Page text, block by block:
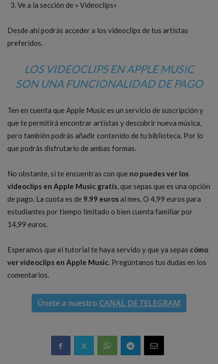
Ve a la sección de » Videoclips»
Desde ahí podrás acceder a los videoclips de tus artistas
preferidos.
LOS VIDEOCLIPS EN APPLE MUSIC
SON UNA FUNCIONALIDAD DE PAGO
Ten en cuenta que Apple Music es un servicio de suscripción y
que te permitirá encontrar artistas y descubrir nueva música,
pero también podrás añadir contenido de tu biblioteca. Por lo
que podrás disfrutarlo de ambas formas.
No obstante, si te encuentras con que no puedes ver los
videoclips en Apple Music gratis, que sepas que es una opción
de pago. La cuota es de 9.99 eurosal mes. O 4,99 euros para
estudiantes por tiempo limitado o bien cuenta familiar por
14,99 euros.
Esperamos que el tutorial te haya servido y que ya sepas cómo
ver videoclips en Apple Music. Pregúntanos tus dudas en los
comentarios.
Únete a nuestro CANAL DE TELEGRAM